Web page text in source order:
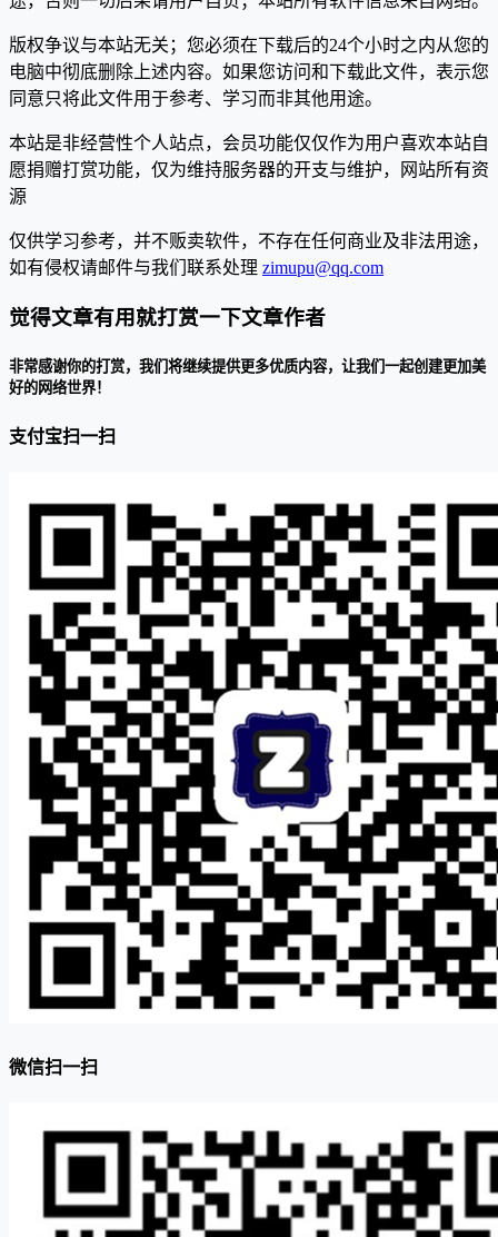
版权争议与本站无关；您必须在下载后的24个小时之内从您的
电脑中彻底删除上述内容。如果您访问和下载此文件，表示您
同意只将此文件用于参考、学习而非其他用途。
本站是非经营性个人站点，会员功能仅仅作为用户喜欢本站自
愿捐赠打赏功能，仅为维持服务器的开支与维护，网站所有资
源
仅供学习参考，并不贩卖软件，不存在任何商业及非法用途，
如有侵权请邮件与我们联系处理 zimupu@qq.com
觉得文章有用就打赏一下文章作者
非常感谢你的打赏，我们将继续提供更多优质内容，让我们一起创建更加美
好的网络世界！
支付宝扫一扫
微信扫一扫